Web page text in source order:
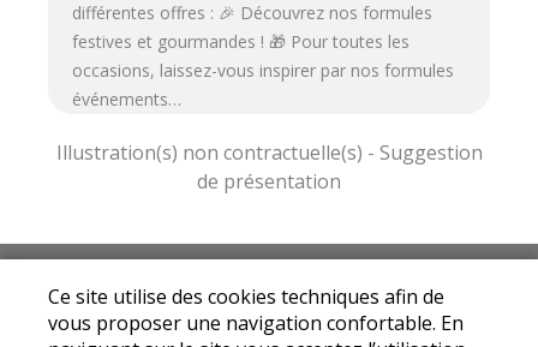
différentes offres : 🎉 Découvrez nos formules
festives et gourmandes ! 🎁 Pour toutes les
occasions, laissez-vous inspirer par nos formules
événements…
Conditions Générales de
Ventes|Protection des données personnelles
© Copyright 2024 - Drive fermier Tarn - Tous
Ce site utilise des cookies techniques afin de
vous proposer une navigation confortable. En